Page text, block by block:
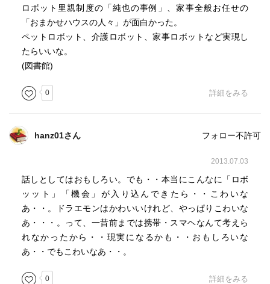
ロボット里親制度の「純也の事例」、家事全般お任せの
「おまかせハウスの人々」が面白かった。
ペットロボット、介護ロボット、家事ロボットなど実現し
たらいいな。
(図書館)
0 詳細をみる
hanz01さん フォロー不許可
2013.07.03
話しとしてはおもしろい。でも・・本当にこんなに「ロボ
ッット」「機会」が入り込んできたら・・こわいな
あ・・。ドラエモンはかわいいけれど、やっぱりこわいな
あ・・・。って、一昔前までは携帯・スマヘなんて考えら
れなかったから・・現実になるかも・・おもしろいな
あ・・でもこわいなあ・・。
0 詳細をみる